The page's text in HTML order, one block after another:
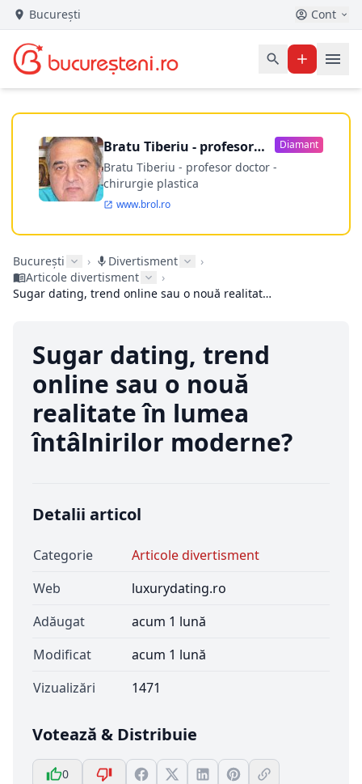
București Cont
Bratu Tiberiu - profesor
doctor
Diamant
Bratu Tiberiu - profesor doctor -
chirurgie plastica
www.brol.ro
București › Divertisment
›
Articole divertisment
›
Sugar dating, trend online sau o nouă realitate în lumea întâlnirilor moderne?
Sugar dating, trend
online sau o nouă
realitate în lumea
întâlnirilor moderne?
Detalii articol
Categorie
Articole divertisment
Web
luxurydating.ro
Adăugat
acum 1 lună
Modificat
acum 1 lună
Vizualizări
1471
Votează & Distribuie
0